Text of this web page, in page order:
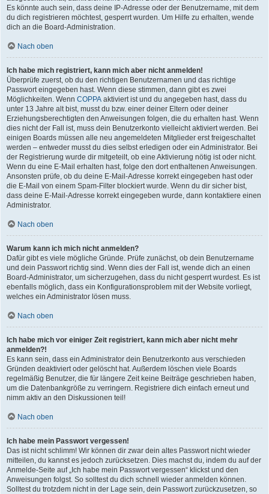
Es könnte auch sein, dass deine IP-Adresse oder der Benutzername, mit dem
du dich registrieren möchtest, gesperrt wurden. Um Hilfe zu erhalten, wende
dich an die Board-Administration.
Nach oben
Ich habe mich registriert, kann mich aber nicht anmelden!
Überprüfe zuerst, ob du den richtigen Benutzernamen und das richtige
Passwort eingegeben hast. Wenn diese stimmen, dann gibt es zwei
Möglichkeiten. Wenn COPPA aktiviert ist und du angegeben hast, dass du
unter 13 Jahre alt bist, musst du bzw. einer deiner Eltern oder deiner
Erziehungsberechtigten den Anweisungen folgen, die du erhalten hast. Wenn
dies nicht der Fall ist, muss dein Benutzerkonto vielleicht aktiviert werden. Bei
einigen Boards müssen alle neu angemeldeten Mitglieder erst freigeschaltet
werden – entweder musst du dies selbst erledigen oder ein Administrator. Bei
der Registrierung wurde dir mitgeteilt, ob eine Aktivierung nötig ist oder nicht.
Wenn du eine E-Mail erhalten hast, folge den dort enthaltenen Anweisungen.
Ansonsten prüfe, ob du deine E-Mail-Adresse korrekt eingegeben hast oder
die E-Mail von einem Spam-Filter blockiert wurde. Wenn du dir sicher bist,
dass deine E-Mail-Adresse korrekt eingegeben wurde, dann kontaktiere einen
Administrator.
Nach oben
Warum kann ich mich nicht anmelden?
Dafür gibt es viele mögliche Gründe. Prüfe zunächst, ob dein Benutzername
und dein Passwort richtig sind. Wenn dies der Fall ist, wende dich an einen
Board-Administrator, um sicherzugehen, dass du nicht gesperrt wurdest. Es ist
ebenfalls möglich, dass ein Konfigurationsproblem mit der Website vorliegt,
welches ein Administrator lösen muss.
Nach oben
Ich habe mich vor einiger Zeit registriert, kann mich aber nicht mehr
anmelden?!
Es kann sein, dass ein Administrator dein Benutzerkonto aus verschieden
Gründen deaktiviert oder gelöscht hat. Außerdem löschen viele Boards
regelmäßig Benutzer, die für längere Zeit keine Beiträge geschrieben haben,
um die Datenbankgröße zu verringern. Registriere dich einfach erneut und
nimm aktiv an den Diskussionen teil!
Nach oben
Ich habe mein Passwort vergessen!
Das ist nicht schlimm! Wir können dir zwar dein altes Passwort nicht wieder
mitteilen, du kannst es jedoch zurücksetzen. Dies machst du, indem du auf der
Anmelde-Seite auf „Ich habe mein Passwort vergessen“ klickst und den
Anweisungen folgst. So solltest du dich schnell wieder anmelden können.
Solltest du trotzdem nicht in der Lage sein, dein Passwort zurückzusetzen, so